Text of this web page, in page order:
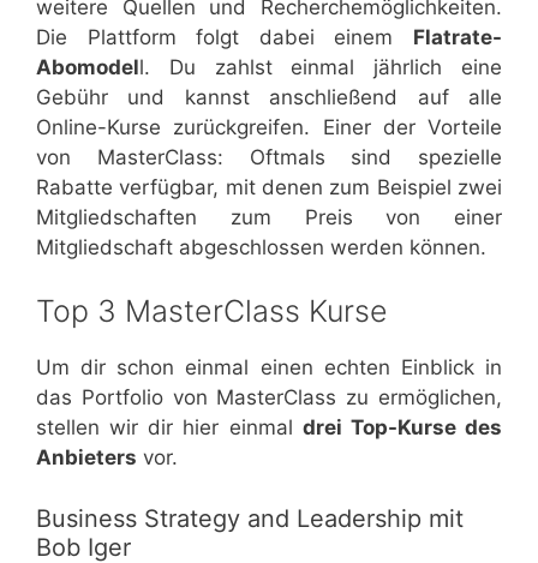
weitere Quellen und Recherchemöglichkeiten.
Die Plattform folgt dabei einem Flatrate-
Abomodell. Du zahlst einmal jährlich eine
Gebühr und kannst anschließend auf alle
Online-Kurse zurückgreifen. Einer der Vorteile
von MasterClass: Oftmals sind spezielle
Rabatte verfügbar, mit denen zum Beispiel zwei
Mitgliedschaften zum Preis von einer
Mitgliedschaft abgeschlossen werden können.
Top 3 MasterClass Kurse
Um dir schon einmal einen echten Einblick in
das Portfolio von MasterClass zu ermöglichen,
stellen wir dir hier einmal drei Top-Kurse des
Anbieters vor.
Business Strategy and Leadership mit
Bob Iger